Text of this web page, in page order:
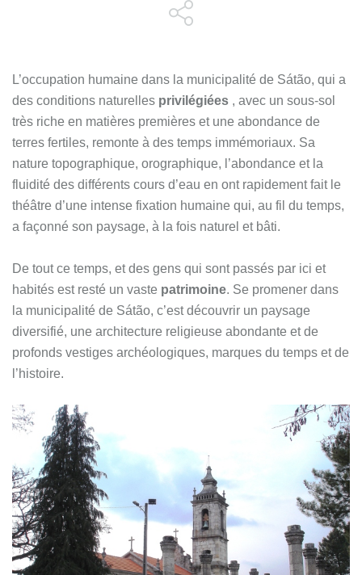
L’occupation humaine dans la municipalité de Sátão, qui a
des conditions naturelles privilégiées , avec un sous-sol
très riche en matières premières et une abondance de
terres fertiles, remonte à des temps immémoriaux. Sa
nature topographique, orographique, l’abondance et la
fluidité des différents cours d’eau en ont rapidement fait le
théâtre d’une intense fixation humaine qui, au fil du temps,
a façonné son paysage, à la fois naturel et bâti.
De tout ce temps, et des gens qui sont passés par ici et
habités est resté un vaste patrimoine. Se promener dans
la municipalité de Sátão, c’est découvrir un paysage
diversifié, une architecture religieuse abondante et de
profonds vestiges archéologiques, marques du temps et de
l’histoire.